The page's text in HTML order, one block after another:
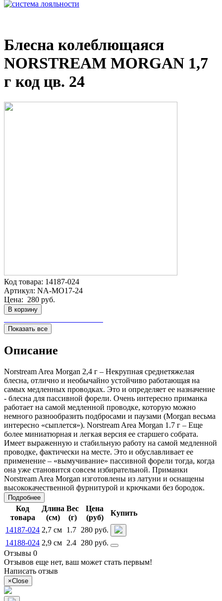
Блесна колеблющаяся
NORSTREAM MORGAN 1,7
г код цв. 24
Код товара: 14187-024
Артикул: NA-MO17-24
Цена: 280 руб.
В корзину
Показать все
Описание
Norstream Area Morgan 2,4 г – Некрупная среднетяжелая
блесна, отлично и необычайно устойчиво работающая на
самых медленных проводках. Это и определяет ее назначение
- блесна для пассивной форели. Очень интересно приманка
работает на самой медленной проводке, которую можно
немного разнообразить подбросами и паузами (Morgan весьма
интересно «сыплется»). Norstream Area Morgan 1.7 г – Еще
более миниатюрная и легкая версия ее старшего собрата.
Имеет выраженную и стабильную работу на самой медленной
проводке, фактически на месте. Это и обуславливает ее
применение – «вымучивание» пассивной форели тогда, когда
она уже становится совсем избирательной. Приманки
Norstream Area Morgan изготовлены из латуни и оснащены
высококачественной фурнитурой и крючками без бородок.
Подробнее
Код
товара
Длина
(см)
Вес
(г)
Цена
(руб)
Купить
14187-024 2,7 см 1.7 280 руб.
14188-024 2,9 см 2.4 280 руб.
Отзывы 0
Отзывов еще нет, ваш может стать первым!
Написать отзыв
×Close